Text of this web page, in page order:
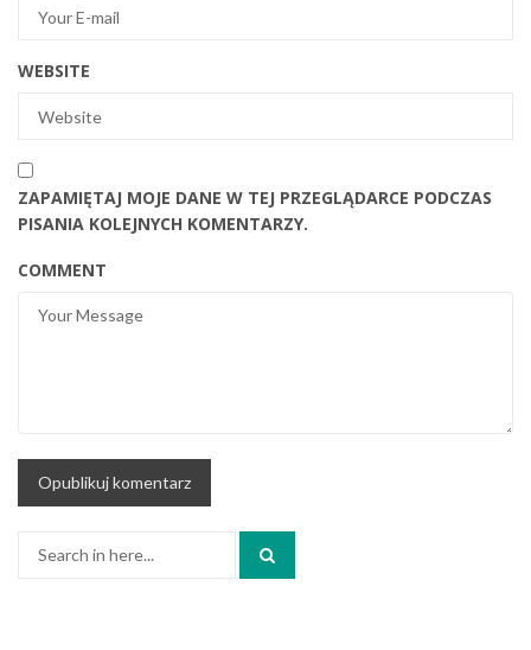
WEBSITE
ZAPAMIĘTAJ MOJE DANE W TEJ PRZEGLĄDARCE PODCZAS
PISANIA KOLEJNYCH KOMENTARZY.
COMMENT
Search